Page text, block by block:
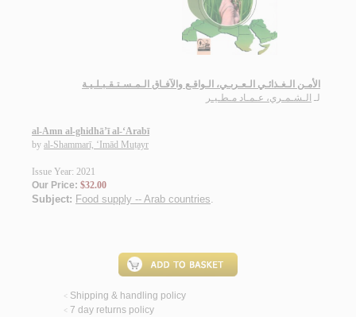
الأمـن الـغـذائـي الـعـربـي، الـواقـع والآفـاق الـمـسـتـقـبـلـيـة
لـ الـشـمـري، عـمـاد مـطـيـر
al-Amn al-ghidhā’ī al-‘Arabī
by al-Shammarī, ‘Imād Muṭayr
Issue Year: 2021
Our Price: $32.00
Subject: Food supply -- Arab countries.
< Shipping & handling policy
< 7 day returns policy